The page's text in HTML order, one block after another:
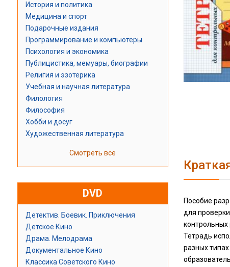
История и политика
Медицина и спорт
Подарочные издания
Программирование и компьютеры
Психология и экономика
Публицистика, мемуары, биографии
Религия и эзотерика
Учебная и научная литература
Филология
Философия
Хобби и досуг
Художественная литература
Смотреть все
DVD
Детектив. Боевик. Приключения
Детское Кино
Драма. Мелодрама
Документальное Кино
Классика Советского Кино
Пособие
для
контрольных
Тетрадь
разных